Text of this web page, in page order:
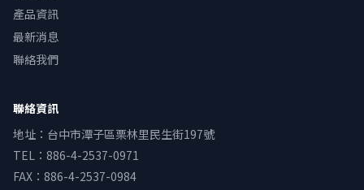
產品資訊
最新消息
聯絡我們
聯絡資訊
地址 ： 台中市潭子區栗林里民生街197號
TEL： 886-4-2537-0971
FAX： 886-4-2537-0984